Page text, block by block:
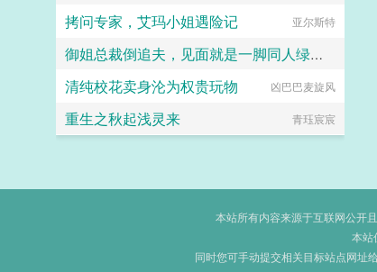
拷问专家，艾玛小姐遇险记 亚尔斯特
御姐总裁倒追夫，见面就是一脚同人绿帽短篇之李涛的幻想
giotto0086
清纯校花卖身沦为权贵玩物 凶巴巴麦旋风
重生之秋起浅灵来 青珏宸宸
本站所有内容来源于互联网公开
本站
同时您可手动提交相关目标站点网址